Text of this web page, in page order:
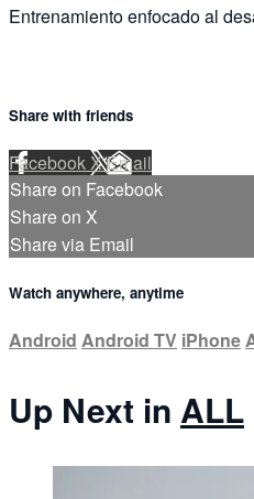
Entrenamiento enfocado al
Share with friends
FacebookXEmail
Share on Facebook
Share on X
Share via Email
Watch anywhere, anytime
Android Android TV iPhone
Up Next in ALL